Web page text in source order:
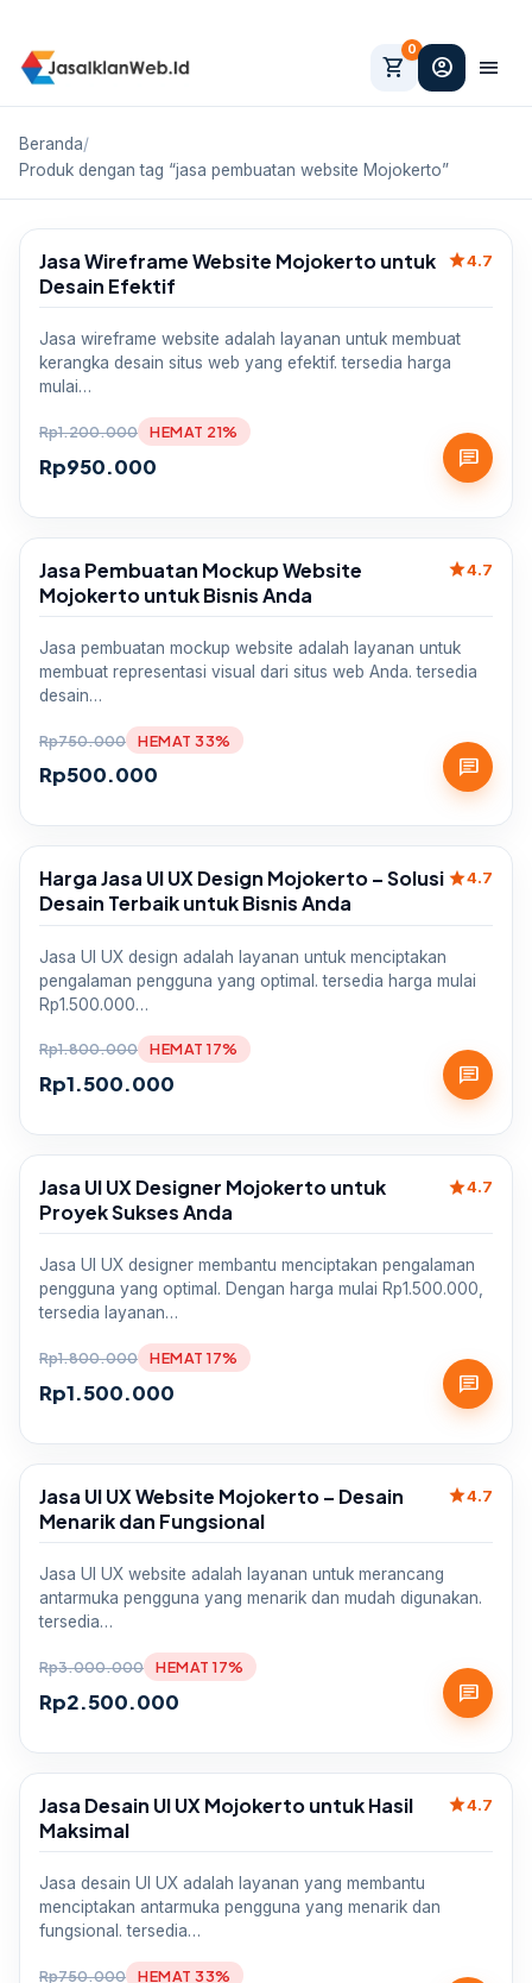
shopping_cart
0
account_circle menu
Beranda/
Produk dengan tag “jasa pembuatan website Mojokerto”
Sale
Jasa Wireframe Website Mojokerto untuk
Desain Efektif
star4.7
Jasa wireframe website adalah layanan untuk membuat
kerangka desain situs web yang efektif. tersedia harga
mulai…
Rp1.200.000
Rp950.000
HEMAT 21%
chat
Sale
Jasa Pembuatan Mockup Website
Mojokerto untuk Bisnis Anda
star4.7
Jasa pembuatan mockup website adalah layanan untuk
membuat representasi visual dari situs web Anda. tersedia
desain…
Rp750.000
Rp500.000
HEMAT 33%
chat
Sale
Harga Jasa UI UX Design Mojokerto – Solusi
Desain Terbaik untuk Bisnis Anda
star4.7
Jasa UI UX design adalah layanan untuk menciptakan
pengalaman pengguna yang optimal. tersedia harga mulai
Rp1.500.000…
Rp1.800.000
Rp1.500.000
HEMAT 17%
chat
Sale
Jasa UI UX Designer Mojokerto untuk
Proyek Sukses Anda
star4.7
Jasa UI UX designer membantu menciptakan pengalaman
pengguna yang optimal. Dengan harga mulai Rp1.500.000,
tersedia layanan…
Rp1.800.000
Rp1.500.000
HEMAT 17%
chat
Sale
Jasa UI UX Website Mojokerto – Desain
Menarik dan Fungsional
star4.7
Jasa UI UX website adalah layanan untuk merancang
antarmuka pengguna yang menarik dan mudah digunakan.
tersedia…
Rp3.000.000
Rp2.500.000
HEMAT 17%
chat
Sale
Jasa Desain UI UX Mojokerto untuk Hasil
Maksimal
star4.7
Jasa desain UI UX adalah layanan yang membantu
menciptakan antarmuka pengguna yang menarik dan
fungsional. tersedia…
Rp750.000 HEMAT 33%